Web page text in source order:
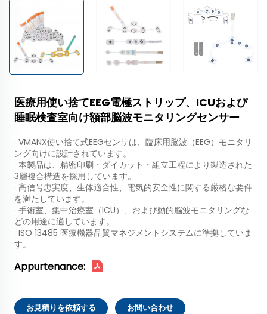
医療用使い捨てEEG電極ストリップ、ICUおよび
睡眠検査室向け額部脳波モニタリングセンサー
· VMANX使い捨て式EEGセンサは、臨床用脳波（EEG）モニタリ
ング向けに設計されています。
· 本製品は、精密印刷・ダイカット・組立工程により製造された
3層複合構造を採用しています。
· 高信号忠実度、生体適合性、電気的安全性に関する厳格な要件
を満たしています。
· 手術室、集中治療室（ICU）、および動的脳波モニタリングな
どの用途に適しています。
· ISO 13485 医療機器品質マネジメントシステムに準拠していま
す。
Appurtenance:
お見積りを依頼する お問い合わせ